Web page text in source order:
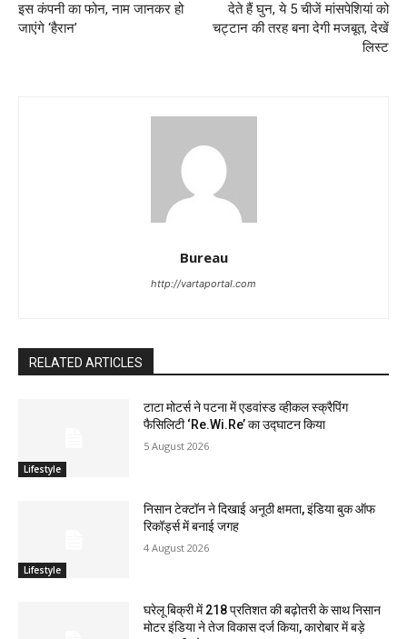
इस कंपनी का फोन, नाम जानकर हो
जाएंगे ‘हैरान’
देते हैं घुन, ये 5 चीजें मांसपेशियां को
चट्टान की तरह बना देगी मजबूत, देखें
लिस्ट
Bureau
http://vartaportal.com
RELATED ARTICLES
Lifestyle
टाटा मोटर्स ने पटना में एडवांस्ड व्हीकल स्क्रैपिंग
फैसिलिटी ‘Re.Wi.Re’ का उद्घाटन किया
5 August 2026
Lifestyle
निसान टेक्टॉन ने दिखाई अनूठी क्षमता, इंडिया बुक ऑफ
रिकॉर्ड्स में बनाई जगह
4 August 2026
घरेलू बिक्री में 218 प्रतिशत की बढ़ोतरी के साथ निसान
मोटर इंडिया ने तेज विकास दर्ज किया, कारोबार में बड़े